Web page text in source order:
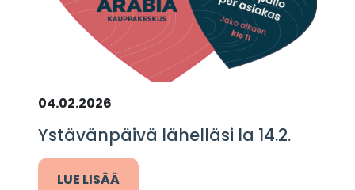
04.02.2026
Ystävänpäivä lähelläsi la 14.2.
LUE LISÄÄ